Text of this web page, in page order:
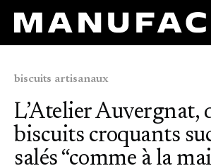
biscuits artisanaux
L’Atelier Auvergnat,
biscuits croquants
salés “comme à la